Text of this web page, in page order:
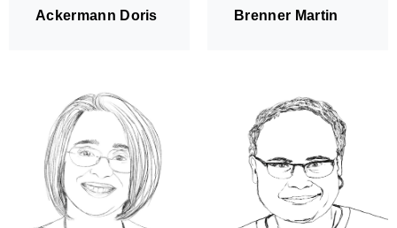
Sinfonietta Züri-Ost
MZO Bigband
Bandworkshops
Perkussionsgruppe
Ensembles/Kammermusik
l'estate giocosa
Gitarrenensemble
Ackermann Doris Brenner Martin